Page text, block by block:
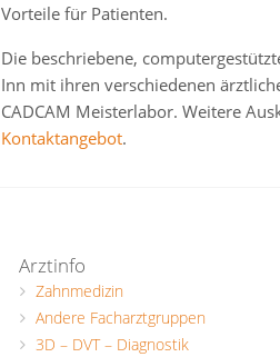
Vorteile für Patienten.
Die beschriebene,
Inn mit ihren verschiedenen
CADCAM Meisterlabor. Weitere
Kontaktangebot.
Arztinfo
Zahnmedizin
Andere Facharztgruppen
3D – DVT – Diagnostik